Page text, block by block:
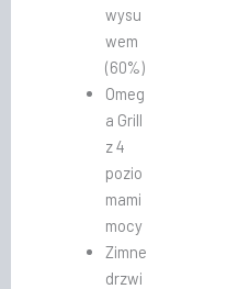
wysu
wem
(60%)
Omeg
a Grill
z 4
pozio
mami
mocy
Zimne
drzwi